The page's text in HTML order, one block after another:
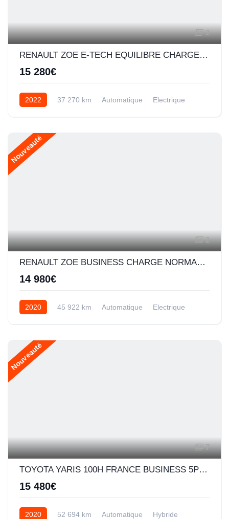
2
RENAULT ZOE E-TECH EQUILIBRE CHARGE NORMALE R110 ACHAT INTEGRAL - MY22
15 280€
2022 37 270 km Automatique Electrique
Nouveauté
2
RENAULT ZOE BUSINESS CHARGE NORMALE R110 ACHAT INTEGRAL - 20
14 980€
2020 45 922 km Automatique Electrique
Nouveauté
7
TOYOTA YARIS 100H FRANCE BUSINESS 5P MY19
15 480€
2020 52 694 km Automatique Hybride